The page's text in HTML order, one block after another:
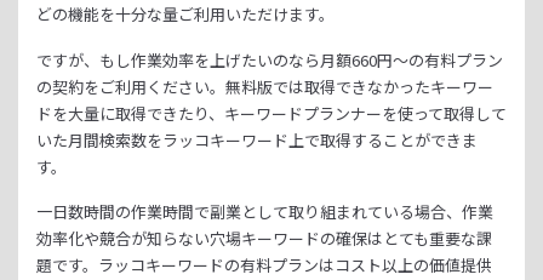
どの機能を十分な量ご利用いただけます。
ですが、もし作業効率を上げたいのなら月額660円～の有料プラン
の契約をご利用ください。 無料版では取得できなかったキーワー
ドを大量に取得できたり、 キーワードプランナーを使って取得して
いた月間検索数をラッコキーワード上で取得することができま
す。
一日数時間の作業時間で副業として取り組まれている場合、 作業
効率化や競合が知らない穴場キーワードの確保はとても重要な課
題です。 ラッコキーワードの有料プランはコスト以上の価値提供